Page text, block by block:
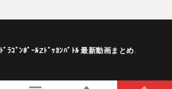
ﾄﾞﾗｺﾞﾝﾎﾞｰﾙZﾄﾞｯｶﾝﾊﾞﾄﾙ 最新動画まとめ